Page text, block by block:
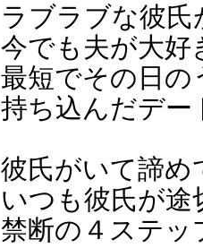
ラブラブな彼
今でも夫が大好
最短でその日の
持ち込んだデー
彼氏がいて諦め
いつも彼氏が
禁断の４ステッ